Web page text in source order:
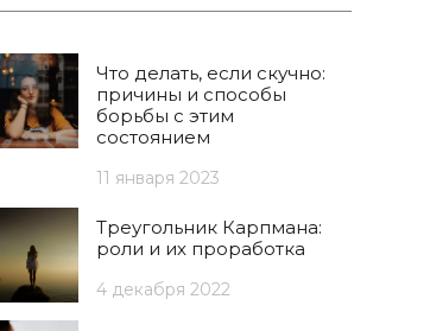
Что делать, если скучно:
причины и способы
борьбы с этим
состоянием
11 января 2023
Треугольник Карпмана:
роли и их проработка
4 декабря 2022